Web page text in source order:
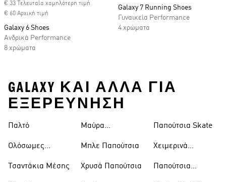
€ 33 Τελευταία χαμηλότερη τιμή
€ 60 Αρχική τιμή
Galaxy 6 Shoes
Ανδρικά Performance
8 χρώματα
Galaxy 7 Running Shoes
Γυναικεία Performance
4 χρώματα
GALAXY ΚΑΙ ΑΛΛΑ ΓΙΑ
ΕΞΕΡΕΥΝΗΣΗ
Παλτό
Ολόσωμες
Τσαντάκια Μέσης
Μαύρα
Μπλε Παπούτσια
Χρυσά Παπούτσια
Παπούτσια Skate
Χειμερινά
Παπούτσια